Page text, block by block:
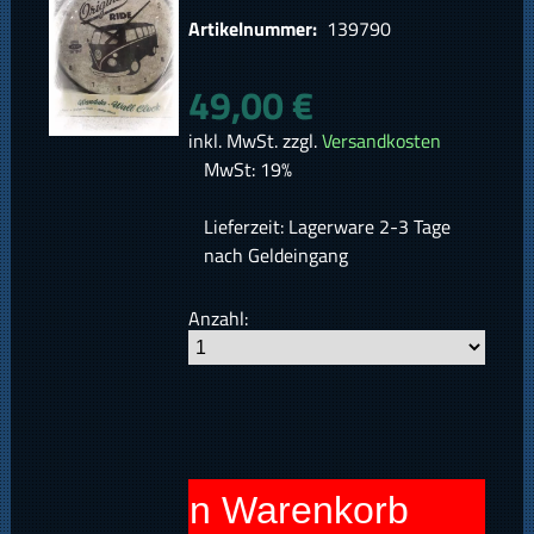
Artikelnummer: 139790
49,00 €
inkl. MwSt. zzgl.Versandkosten
MwSt: 19%
Lieferzeit: Lagerware 2-3 Tage
nach Geldeingang
Anzahl:
In den Warenkorb